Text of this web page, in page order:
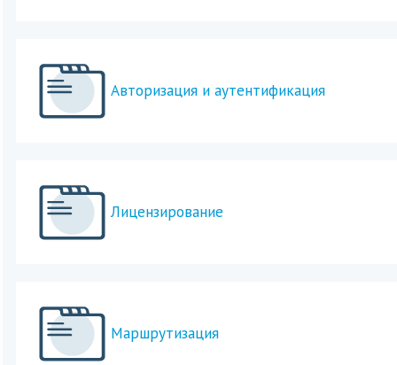
Авторизация и аутентификация
Лицензирование
Маршрутизация